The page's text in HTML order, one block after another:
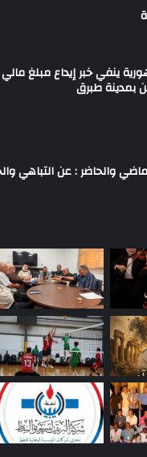
ينفي خبر إيداع مبلغ مالي
طبرق
والحاضر : عن التباهي